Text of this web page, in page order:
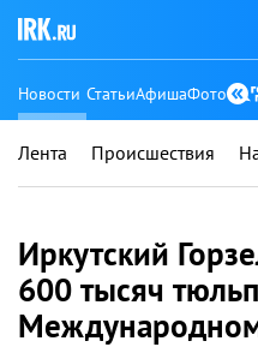
Новости СтатьиАфишаФото
Лента Происшествия
Иркутский
600 тысяч